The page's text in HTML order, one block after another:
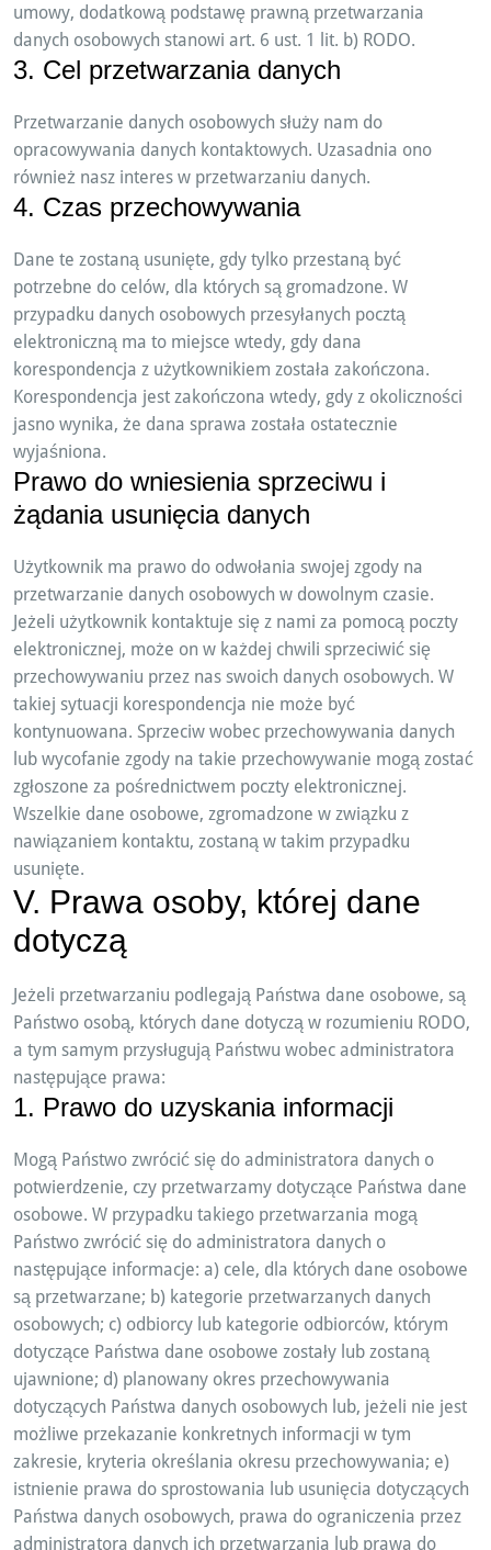
umowy, dodatkową podstawę prawną przetwarzania
danych osobowych stanowi art. 6 ust. 1 lit. b) RODO.
3. Cel przetwarzania danych
Przetwarzanie danych osobowych służy nam do
opracowywania danych kontaktowych. Uzasadnia ono
również nasz interes w przetwarzaniu danych.
4. Czas przechowywania
Dane te zostaną usunięte, gdy tylko przestaną być
potrzebne do celów, dla których są gromadzone. W
przypadku danych osobowych przesyłanych pocztą
elektroniczną ma to miejsce wtedy, gdy dana
korespondencja z użytkownikiem została zakończona.
Korespondencja jest zakończona wtedy, gdy z okoliczności
jasno wynika, że dana sprawa została ostatecznie
wyjaśniona.
Prawo do wniesienia sprzeciwu i
żądania usunięcia danych
Użytkownik ma prawo do odwołania swojej zgody na
przetwarzanie danych osobowych w dowolnym czasie.
Jeżeli użytkownik kontaktuje się z nami za pomocą poczty
elektronicznej, może on w każdej chwili sprzeciwić się
przechowywaniu przez nas swoich danych osobowych. W
takiej sytuacji korespondencja nie może być
kontynuowana. Sprzeciw wobec przechowywania danych
lub wycofanie zgody na takie przechowywanie mogą zostać
zgłoszone za pośrednictwem poczty elektronicznej.
Wszelkie dane osobowe, zgromadzone w związku z
nawiązaniem kontaktu, zostaną w takim przypadku
usunięte.
V. Prawa osoby, której dane
dotyczą
Jeżeli przetwarzaniu podlegają Państwa dane osobowe, są
Państwo osobą, których dane dotyczą w rozumieniu RODO,
a tym samym przysługują Państwu wobec administratora
następujące prawa:
1. Prawo do uzyskania informacji
Mogą Państwo zwrócić się do administratora danych o
potwierdzenie, czy przetwarzamy dotyczące Państwa dane
osobowe. W przypadku takiego przetwarzania mogą
Państwo zwrócić się do administratora danych o
następujące informacje: a) cele, dla których dane osobowe
są przetwarzane; b) kategorie przetwarzanych danych
osobowych; c) odbiorcy lub kategorie odbiorców, którym
dotyczące Państwa dane osobowe zostały lub zostaną
ujawnione; d) planowany okres przechowywania
dotyczących Państwa danych osobowych lub, jeżeli nie jest
możliwe przekazanie konkretnych informacji w tym
zakresie, kryteria określania okresu przechowywania; e)
istnienie prawa do sprostowania lub usunięcia dotyczących
Państwa danych osobowych, prawa do ograniczenia przez
administratora danych ich przetwarzania lub prawa do